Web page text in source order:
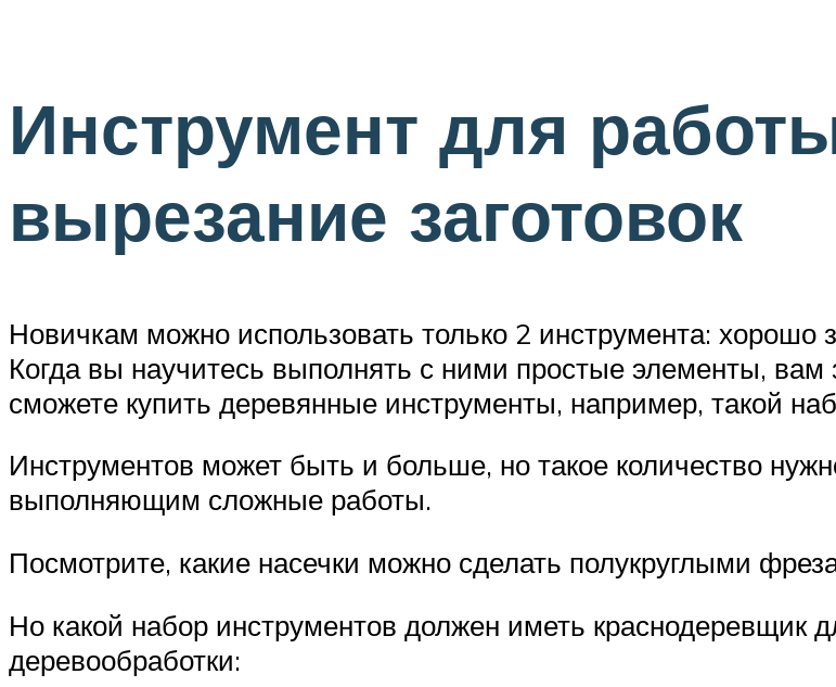
Инструмент для
вырезание заготовок
Новичкам можно использовать только 2 инструмента: хорошо
Когда вы научитесь выполнять с ними простые элементы, вам
сможете купить деревянные инструменты, например, такой
Инструментов может быть и больше, но такое количество
выполняющим сложные работы.
Посмотрите, какие насечки можно сделать полукруглыми
Но какой набор инструментов должен иметь
деревообработки: